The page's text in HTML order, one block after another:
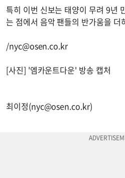
특히 이번 신보는 태양이 무려 9년
는 점에서 음악 팬들의 반가움을 더
/nyc@osen.co.kr
[사진] '엠카운트다운' 방송 캡처
최이정(nyc@osen.co.kr)